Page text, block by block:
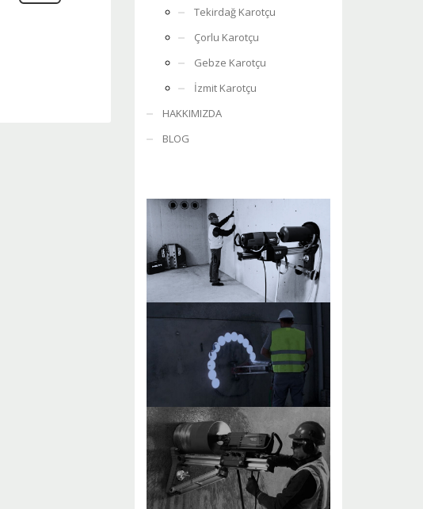
Tekirdağ Karotçu
Çorlu Karotçu
Gebze Karotçu
İzmit Karotçu
HAKKIMIZDA
BLOG